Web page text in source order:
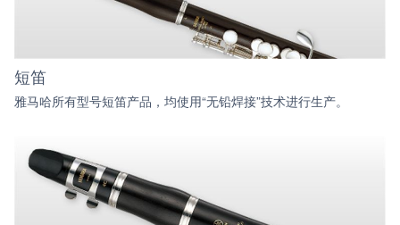
短笛
雅马哈所有型号短笛产品，均使用“无铅焊接”技术进行生产。